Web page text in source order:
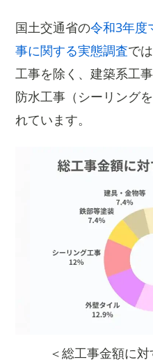
国土交通省の令和3年度
事に関する実態調査で
工事を除く、建築系工
防水工事（シーリング
れています。
＜総工事金額に